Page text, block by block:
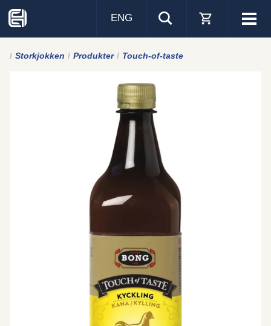
Visa
ENG
Storkjokken Produkter Touch-of-taste